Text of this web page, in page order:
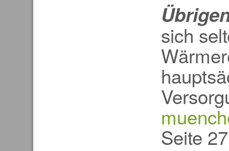
sich
Seite